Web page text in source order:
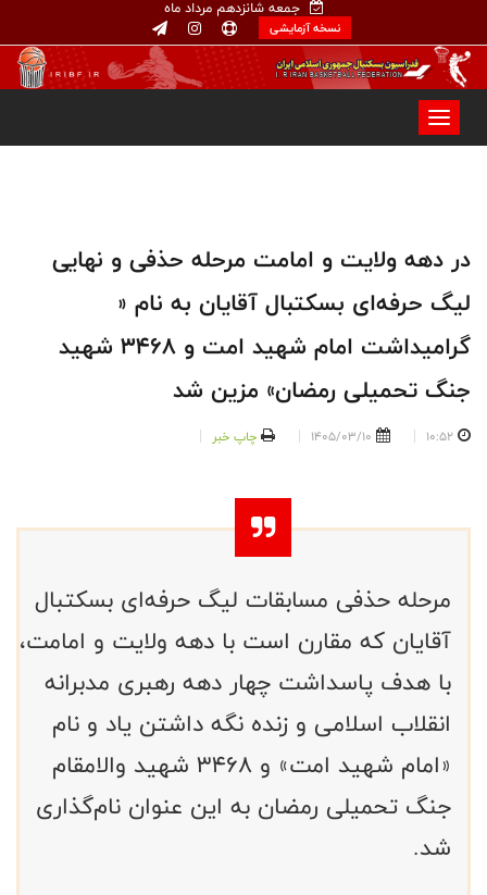
جمعه شانزدهم مرداد ماه
نسخه آزمایشی
در دهه ولایت و امامت مرحله حذفی و نهایی
لیگ حرفه‌ای بسکتبال آقایان به نام «
گرامیداشت امام شهید امت و ۳۴۶۸ شهید
جنگ تحمیلی رمضان» مزین شد
10:52
1405/03/10 چاپ خبر
مرحله حذفی مسابقات لیگ حرفه‌ای بسکتبال
آقایان که مقارن است با دهه ولایت و امامت،
با هدف پاسداشت چهار دهه رهبری مدبرانه
انقلاب اسلامی و زنده نگه داشتن یاد و نام
«امام شهید امت» و ۳۴۶۸ شهید والامقام
جنگ تحمیلی رمضان به این عنوان نام‌گذاری
شد.